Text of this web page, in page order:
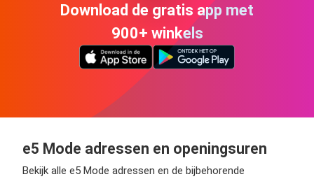
Download de gratis app met
900+ winkels
e5 Mode adressen en openingsuren
Bekijk alle e5 Mode adressen en de bijbehorende